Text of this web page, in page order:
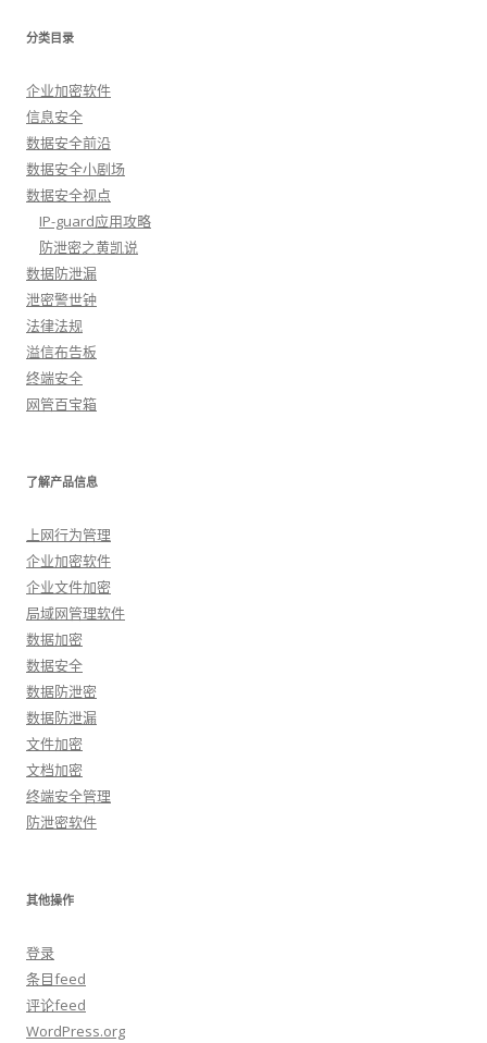
分类目录
企业加密软件
信息安全
数据安全前沿
数据安全小剧场
数据安全视点
IP-guard应用攻略
防泄密之黄凯说
数据防泄漏
泄密警世钟
法律法规
溢信布告板
终端安全
网管百宝箱
了解产品信息
上网行为管理
企业加密软件
企业文件加密
局域网管理软件
数据加密
数据安全
数据防泄密
数据防泄漏
文件加密
文档加密
终端安全管理
防泄密软件
其他操作
登录
条目feed
评论feed
WordPress.org